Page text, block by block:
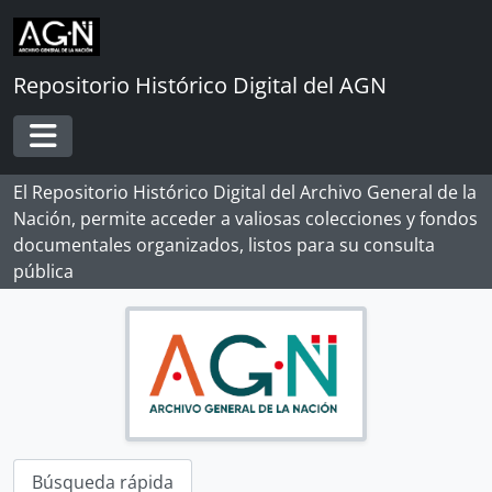
Skip to main content
Repositorio Histórico Digital del AGN
Toggle navigation
El Repositorio Histórico Digital del Archivo General de la
Nación, permite acceder a valiosas colecciones y fondos
documentales organizados, listos para su consulta
pública
Búsqueda rápida
[Record group] ARCHIVO HISTÓRICO
[Agrupación documental] FONDOS FÁCTICOS
[Agrupación documental] PROTOCOLOS NOTARIALES
[Agrupación documental] COLECCIONES
[Colección] ALBERTO ROSAS SILES
[Colección] ALFONSO MADALENGOITIA ALBRECHT
[Colección] BERNARDO MORAWSKY
[Colección] DOCUMENTOS DE LA INDEPENDENCIA DEL PERÚ EN EL AGI